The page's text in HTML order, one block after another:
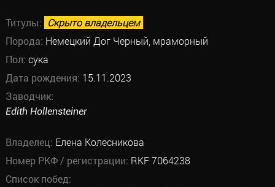
Титулы: Скрыто владельцем
Порода: Немецкий Дог Черный, мраморный
Пол: сука
Дата рождения: 15.11.2023
Заводчик:
Edith Hollensteiner
Владелец: Елена Колесникова
Номер РКФ / регистрации: RKF 7064238
Список побед: